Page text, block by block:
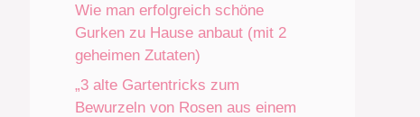
Wie man erfolgreich schöne
Gurken zu Hause anbaut (mit 2
geheimen Zutaten)
„3 alte Gartentricks zum
Bewurzeln von Rosen aus einem